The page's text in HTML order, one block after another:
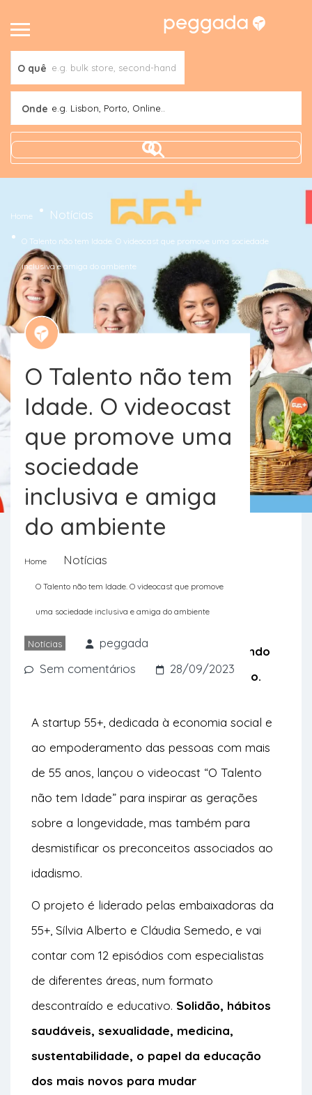
O quê
Onde e.g. Lisbon, Porto, Online..
Home Notícias
O Talento não tem Idade. O videocast que promove uma sociedade
inclusiva e amiga do ambiente
O Talento não tem
Idade. O videocast
que promove uma
sociedade
inclusiva e amiga
do ambiente
Home Notícias
O Talento não tem Idade. O videocast que promove
uma sociedade inclusiva e amiga do ambiente
Notícias
peggada
Sem comentários
28/09/2023
medicina, literatura e música, inspirando
uma visão positiva do envelhecimento.
A startup 55+, dedicada à economia social e
ao empoderamento das pessoas com mais
de 55 anos, lançou o videocast “O Talento
não tem Idade” para inspirar as gerações
sobre a longevidade, mas também para
desmistificar os preconceitos associados ao
idadismo.
O projeto é liderado pelas embaixadoras da
55+, Sílvia Alberto e Cláudia Semedo, e vai
contar com 12 episódios com especialistas
de diferentes áreas, num formato
descontraído e educativo. Solidão, hábitos
saudáveis, sexualidade, medicina,
sustentabilidade, o papel da educação
dos mais novos para mudar